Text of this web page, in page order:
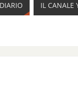
DIARIO IL CANALE